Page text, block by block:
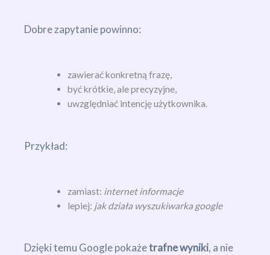
Dobre zapytanie powinno:
zawierać konkretną frazę,
być krótkie, ale precyzyjne,
uwzględniać intencję użytkownika.
Przykład:
zamiast: internet informacje
lepiej: jak działa wyszukiwarka google
Dzięki temu Google pokażetrafne wyniki, a nie